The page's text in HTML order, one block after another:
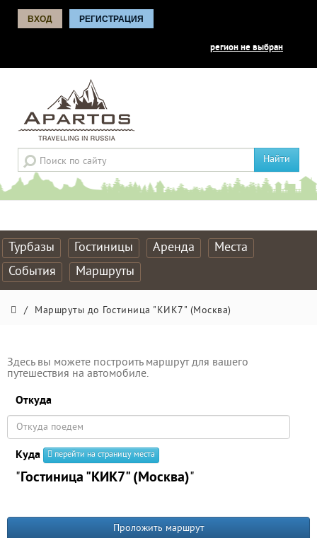
ВХОД РЕГИСТРАЦИЯ
регион не выбран
Найти
Турбазы Гостиницы Аренда
Места
События
Маршруты
/ Маршруты до Гостиница "КИК7" (Москва)
Здесь вы можете построить маршрут для вашего
путешествия на автомобиле.
Откуда
Куда перейти на страницу места
"Гостиница "КИК7" (Москва)"
Проложить маршрут